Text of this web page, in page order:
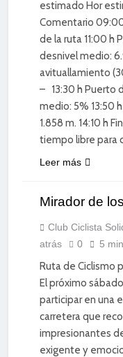
estimado Hor
Comentario
de la ruta 11:00 h
desnivel medio:
avituallamiento
– 13:30 h Puerto
medio: 5% 13:50
1.858 m. 14:10 h
tiempo libre para
Leer más
CARRETERA
DIVERSIÓN
ENTRENAMIENTO
Mirador de
Club Ciclista
atrás
0 5
Ruta de Ciclismo
El próximo
participar en una
carretera que
impresionantes
exigente y